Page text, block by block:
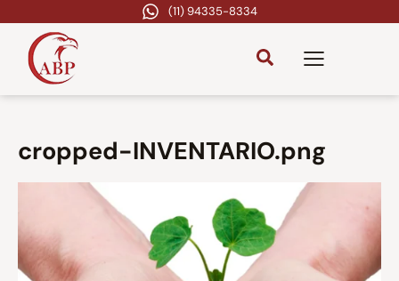
(11) 94335-8334
cropped-INVENTARIO.png